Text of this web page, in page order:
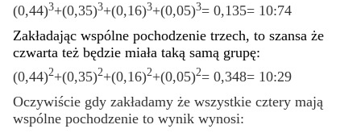
(0,44)3+(0,35)3+(0,16)3+(0,05)3= 0,135= 10:74
Zakładając wspólne pochodzenie trzech, to szansa że
czwarta też będzie miała taką samą grupę:
(0,44)2+(0,35)2+(0,16)2+(0,05)2= 0,348= 10:29
Oczywiście gdy zakładamy że wszystkie cztery mają
wspólne pochodzenie to wynik wynosi: